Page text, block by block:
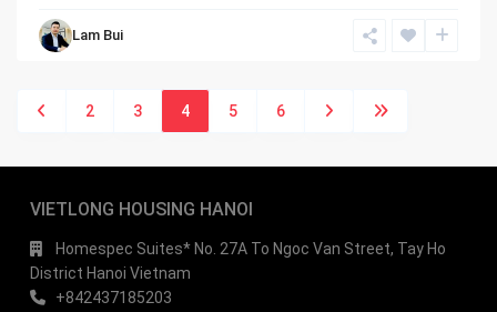
Lam Bui
2 3 4 5 6
VIETLONG HOUSING HANOI
Homespec Suites* No. 27A To Ngoc Van Street, Tay Ho
District Hanoi Vietnam
+842437185203